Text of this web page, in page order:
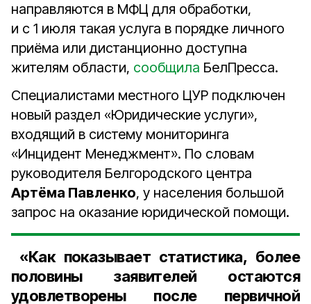
направляются в МФЦ для обработки,
и с 1 июля такая услуга в порядке личного
приёма или дистанционно доступна
жителям области, сообщила БелПресса.
Специалистами местного ЦУР подключен
новый раздел «Юридические услуги»,
входящий в систему мониторинга
«Инцидент Менеджмент». По словам
руководителя Белгородского центра
Артёма Павленко, у населения большой
запрос на оказание юридической помощи.
«Как показывает статистика, более
половины заявителей остаются
удовлетворены после первичной